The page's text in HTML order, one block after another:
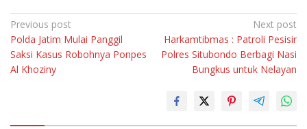
Navigasi
pos
Previous post
Polda Jatim Mulai Panggil
Saksi Kasus Robohnya Ponpes
Al Khoziny
Next post
Harkamtibmas : Patroli Pesisir
Polres Situbondo Berbagi Nasi
Bungkus untuk Nelayan